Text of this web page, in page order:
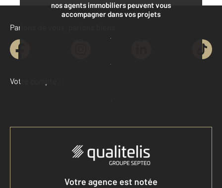
nos agents immobiliers peuvent vous
accompagner dans vos projets
Contacter l'agence
Demander une estimation
Parlons de vous, parlons biens
Votre compte :
Accéder à mon compte
Votre agence est notée